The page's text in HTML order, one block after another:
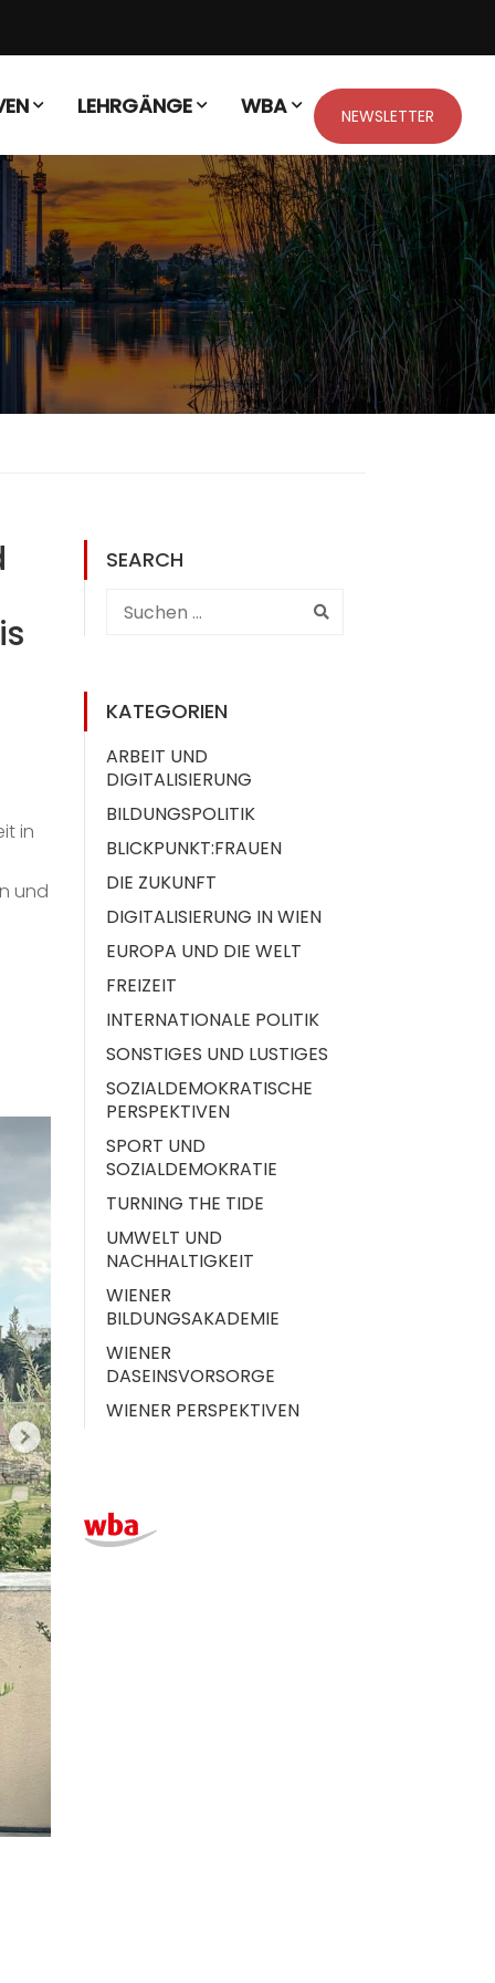
LEHRGÄNGE WBA NEWSLETTER
in
und
SEARCH
KATEGORIEN
ARBEIT UND
DIGITALISIERUNG
BILDUNGSPOLITIK
BLICKPUNKT:FRAUEN
DIE ZUKUNFT
DIGITALISIERUNG IN WIEN
EUROPA UND DIE WELT
FREIZEIT
INTERNATIONALE POLITIK
SONSTIGES UND LUSTIGES
SOZIALDEMOKRATISCHE
PERSPEKTIVEN
SPORT UND
SOZIALDEMOKRATIE
TURNING THE TIDE
UMWELT UND
NACHHALTIGKEIT
WIENER
BILDUNGSAKADEMIE
WIENER
DASEINSVORSORGE
WIENER PERSPEKTIVEN